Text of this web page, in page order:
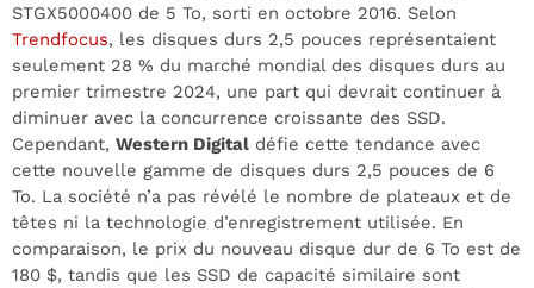
STGX5000400 de 5 To, sorti en octobre 2016. Selon
Trendfocus, les disques durs 2,5 pouces représentaient
seulement 28 % du marché mondial des disques durs au
premier trimestre 2024, une part qui devrait continuer à
diminuer avec la concurrence croissante des SSD.
Cependant, Western Digital défie cette tendance avec
cette nouvelle gamme de disques durs 2,5 pouces de 6
To. La société n’a pas révélé le nombre de plateaux et de
têtes ni la technologie d’enregistrement utilisée. En
comparaison, le prix du nouveau disque dur de 6 To est de
180 $, tandis que les SSD de capacité similaire sont